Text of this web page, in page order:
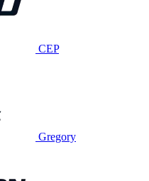
CEP
Gregory